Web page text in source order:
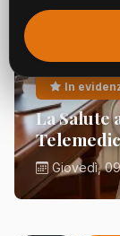
In
La Salute
Giovedì,